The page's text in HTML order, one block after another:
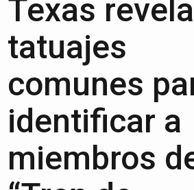
Texas revela
tatuajes
comunes
identificar a
miembros